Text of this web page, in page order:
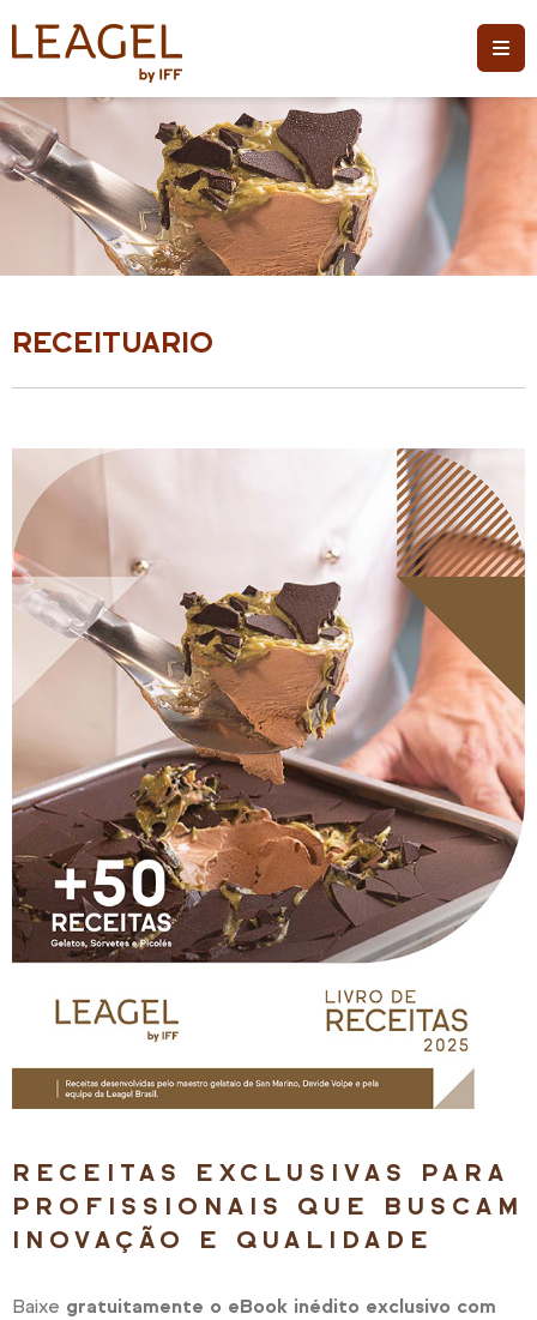
RECEITUARIO
RECEITAS EXCLUSIVAS PARA
PROFISSIONAIS QUE BUSCAM
INOVAÇÃO E QUALIDADE
Baixe gratuitamente o eBook inédito exclusivo com